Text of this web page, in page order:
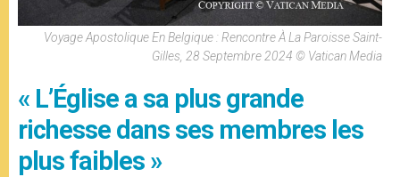
Voyage Apostolique En Belgique : Rencontre À La Paroisse Saint-
Gilles, 28 Septembre 2024 © Vatican Media
« L’Église a sa plus grande
richesse dans ses membres les
plus faibles »